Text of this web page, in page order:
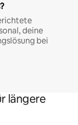
deine
bei
längere